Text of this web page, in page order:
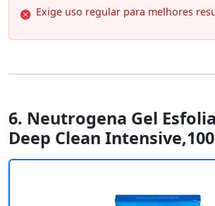
Exige uso regular para melhores
6. Neutrogena Gel
Deep Clean